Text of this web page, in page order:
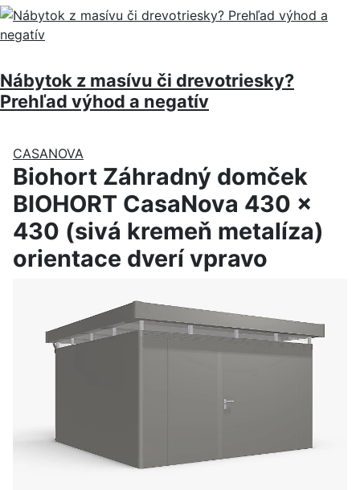
CASANOVA
Biohort Záhradný domček
BIOHORT CasaNova 430 x
430 (sivá kremeň metalíza)
orientace dverí vpravo
Nábytok z masívu či drevotriesky?
Prehľad výhod a negatív